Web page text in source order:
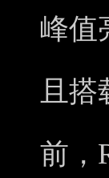
峰值
且搭
前，